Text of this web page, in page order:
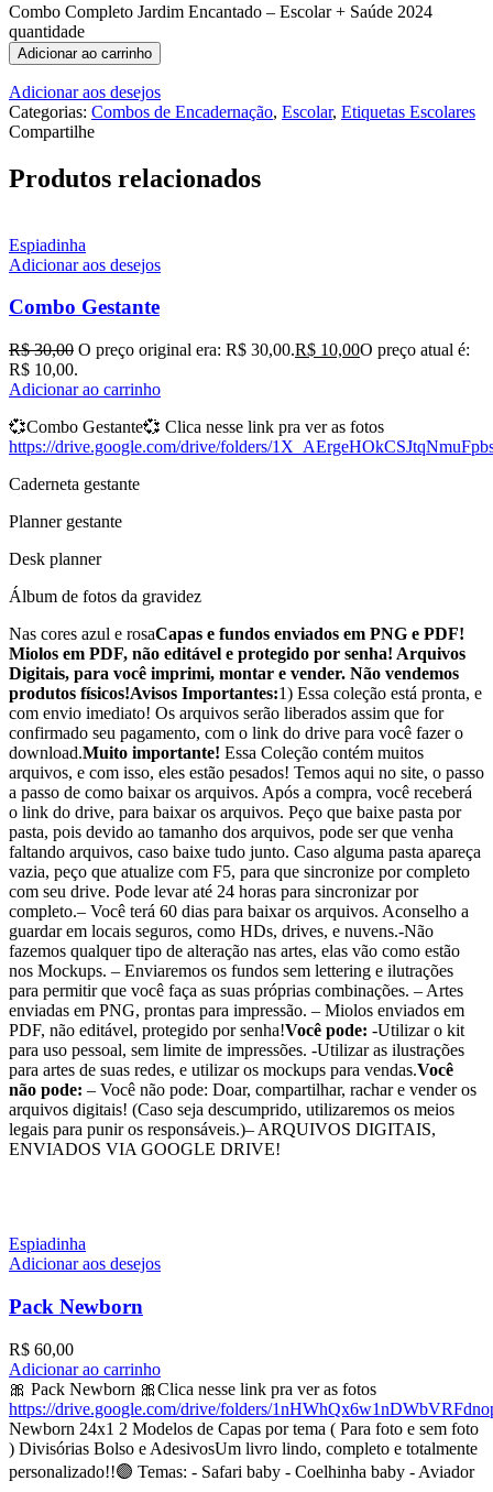
Combo Completo Jardim Encantado – Escolar + Saúde 2024
quantidade
Adicionar ao carrinho
Adicionar aos desejos
Categorias: Combos de Encadernação, Escolar, Etiquetas Escolares
Compartilhe
Produtos relacionados
Espiadinha
Adicionar aos desejos
Combo Gestante
R$30,00 O preço original era: R$ 30,00.R$ 10,00O preço atual é:
R$ 10,00.
Adicionar ao carrinho
💞Combo Gestante💞 Clica nesse link pra ver as fotos
https://drive.google.com/drive/folders/
Caderneta gestante
Planner gestante
Desk planner
Álbum de fotos da gravidez
Nas cores azul e rosaCapas e fundos enviados em PNG e PDF!
Miolos em PDF, não editável e protegido por senha! Arquivos
Digitais, para você imprimi, montar e vender. Não vendemos
produtos físicos!Avisos Importantes:1) Essa coleção está pronta, e
com envio imediato! Os arquivos serão liberados assim que for
confirmado seu pagamento, com o link do drive para você fazer o
download.Muito importante! Essa Coleção contém muitos
arquivos, e com isso, eles estão pesados! Temos aqui no site, o passo
a passo de como baixar os arquivos. Após a compra, você receberá
o link do drive, para baixar os arquivos. Peço que baixe pasta por
pasta, pois devido ao tamanho dos arquivos, pode ser que venha
faltando arquivos, caso baixe tudo junto. Caso alguma pasta apareça
vazia, peço que atualize com F5, para que sincronize por completo
com seu drive. Pode levar até 24 horas para sincronizar por
completo.– Você terá 60 dias para baixar os arquivos. Aconselho a
guardar em locais seguros, como HDs, drives, e nuvens.-Não
fazemos qualquer tipo de alteração nas artes, elas vão como estão
nos Mockups. – Enviaremos os fundos sem lettering e ilutrações
para permitir que você faça as suas próprias combinações. – Artes
enviadas em PNG, prontas para impressão. – Miolos enviados em
PDF, não editável, protegido por senha!Você pode: -Utilizar o kit
para uso pessoal, sem limite de impressões. -Utilizar as ilustrações
para artes de suas redes, e utilizar os mockups para vendas.Você
não pode: – Você não pode: Doar, compartilhar, rachar e vender os
arquivos digitais! (Caso seja descumprido, utilizaremos os meios
legais para punir os responsáveis.)– ARQUIVOS DIGITAIS,
ENVIADOS VIA GOOGLE DRIVE!
Espiadinha
Adicionar aos desejos
Pack Newborn
R$ 60,00
Adicionar ao carrinho
🎀 Pack Newborn 🎀Clica nesse link pra ver as fotos
https://drive.google.com/drive/folders/
Newborn 24x1 2 Modelos de Capas por tema ( Para foto e sem foto
) Divisórias Bolso e AdesivosUm livro lindo, completo e totalmente
personalizado!!🟣 Temas: - Safari baby - Coelhinha baby - Aviador